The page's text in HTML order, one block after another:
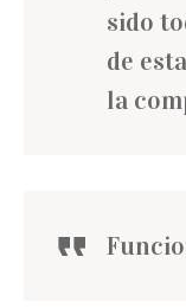
sido
de
la